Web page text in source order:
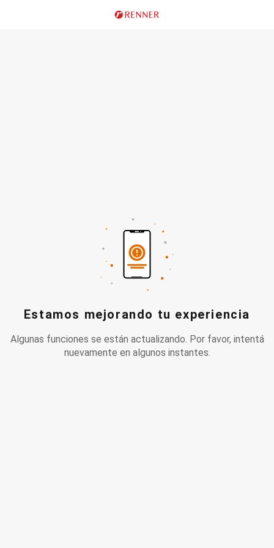
Estamos mejorando tu experiencia
Algunas funciones se están actualizando. Por favor, intentá
nuevamente en algunos instantes.